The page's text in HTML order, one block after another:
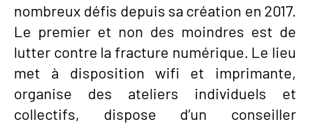
nombreux défis depuis sa création en 2017.
Le premier et non des moindres est de
lutter contre la fracture numérique. Le lieu
met à disposition wifi et imprimante,
organise des ateliers individuels et
collectifs, dispose d’un conseiller